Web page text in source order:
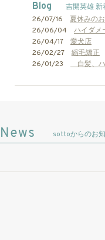
Blog 吉開英雄 新
26/07/16 夏休みの
26/06/04 ハイダメ
26/04/17 愛犬店
26/02/27 縮毛矯正
26/01/23
白髪、ハ
sottoからのお